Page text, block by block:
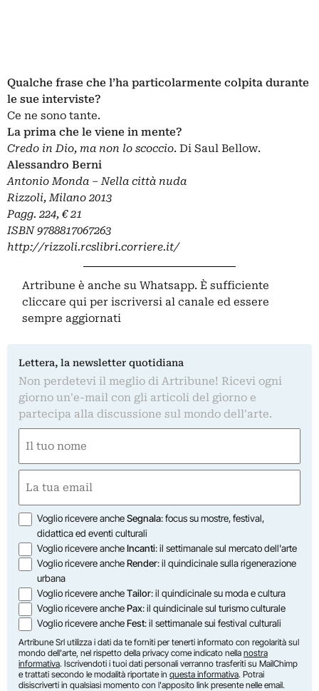
Qualche frase che l’ha particolarmente colpita durante
le sue interviste?
Ce ne sono tante.
La prima che le viene in mente?
Credo in Dio, ma non lo scoccio. Di Saul Bellow.
Alessandro Berni
Antonio Monda – Nella città nuda
Rizzoli, Milano 2013
Pagg. 224, € 21
ISBN9788817067263
http://rizzoli.rcslibri.corriere.it/
Artribune è anche su Whatsapp. È sufficiente
cliccare qui per iscriversi al canale ed essere
sempre aggiornati
Lettera, la newsletter quotidiana
Non perdetevi il meglio di Artribune! Ricevi ogni
giorno un'e-mail con gli articoli del giorno e
partecipa alla discussione sul mondo dell'arte.
(Obbligatorio)
Nome
(Obbligatorio)
Opzioni
Voglio ricevere ancheSegnala: focus su mostre, festival,
didattica ed eventi culturali
Voglio ricevere ancheIncanti: il settimanale sul mercato dell'arte
Voglio ricevere ancheRender: il quindicinale sulla rigenerazione
urbana
Voglio ricevere ancheTailor: il quindicinale su moda e cultura
Voglio ricevere anchePax: il quindicinale sul turismo culturale
Voglio ricevere ancheFest: il settimanale sui festival culturali
Artribune Srl utilizza i dati da te forniti per tenerti informato con regolarità sul
mondo dell'arte, nel rispetto della privacy come indicato nella nostra
informativa. Iscrivendoti i tuoi dati personali verranno trasferiti su MailChimp
e trattati secondo le modalità riportate in questa informativa. Potrai
disiscriverti in qualsiasi momento con l'apposito link presente nelle email.